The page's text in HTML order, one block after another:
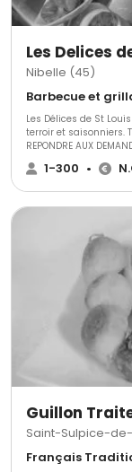
Les Delices
Nibelle (45)
Les Délices de St
terroir et saisonniers. Tout est
REPONDRE AUX
DE NOTRE LABORATOIRE
1-300 •
Guillon
Saint-Sulpice-
Français